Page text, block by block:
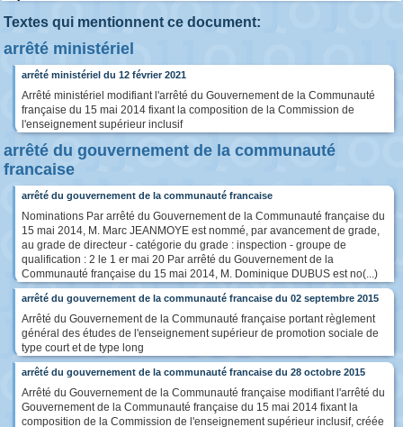
Textes qui mentionnent ce document:
arrêté ministériel
arrêté ministériel du 12 février 2021
Arrêté ministériel modifiant l'arrêté du Gouvernement de la Communauté
française du 15 mai 2014 fixant la composition de la Commission de
l'enseignement supérieur inclusif
arrêté du gouvernement de la communauté
francaise
arrêté du gouvernement de la communauté francaise
Nominations Par arrêté du Gouvernement de la Communauté française du
15 mai 2014, M. Marc JEANMOYE est nommé, par avancement de grade,
au grade de directeur - catégorie du grade : inspection - groupe de
qualification : 2 le 1 er mai 20 Par arrêté du Gouvernement de la
Communauté française du 15 mai 2014, M. Dominique DUBUS est no(...)
arrêté du gouvernement de la communauté francaise du 02 septembre 2015
Arrêté du Gouvernement de la Communauté française portant règlement
général des études de l'enseignement supérieur de promotion sociale de
type court et de type long
arrêté du gouvernement de la communauté francaise du 28 octobre 2015
Arrêté du Gouvernement de la Communauté française modifiant l'arrêté du
Gouvernement de la Communauté française du 15 mai 2014 fixant la
composition de la Commission de l'enseignement supérieur inclusif, créée